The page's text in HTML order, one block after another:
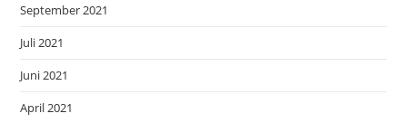
September 2021
Juli 2021
Juni 2021
April 2021